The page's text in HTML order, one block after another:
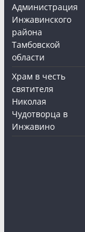
Администрация
Инжавинского
района
Тамбовской
области
Храм в честь
святителя
Николая
Чудотворца в
Инжавино